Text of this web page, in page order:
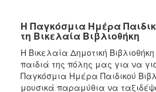
2022
2021
2020
2019
Η Παγκόσμια Ημέρα
τη Βικελαία Βιβλιοθήκη
Η Βικελαία Δημοτική
παιδιά της πόλης μας για να
Παγκόσμια Ημέρα Παιδικού
μουσικά παραμύθια να